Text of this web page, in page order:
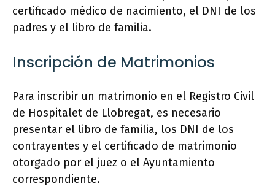
certificado médico de nacimiento, el DNI de los
padres y el libro de familia.
Inscripción de Matrimonios
Para inscribir un matrimonio en el Registro Civil
de Hospitalet de Llobregat, es necesario
presentar el libro de familia, los DNI de los
contrayentes y el certificado de matrimonio
otorgado por el juez o el Ayuntamiento
correspondiente.